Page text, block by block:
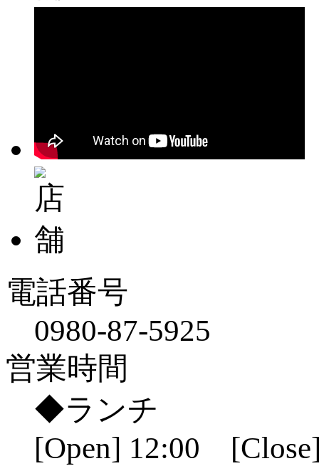
電話番号
0980-87-5925
営業時間
◆ランチ
[Open] 12:00